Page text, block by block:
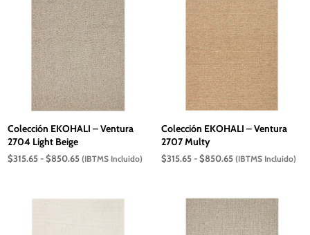
Colección EKOHALI – Ventura
2704 Light Beige
$315.65 - $850.65Rango
$315.65
(IBTMS Incluido)
Colección EKOHALI – Ventura
2707 Multy
$315.65 - $850.65Rango
$315.65
hasta
$850.65
(IBTMS Incluido)